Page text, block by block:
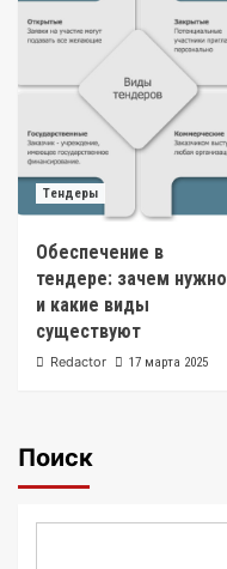
Тендеры
Обеспечение в
тендере: зачем нужно
и какие виды
существуют
Redactor 17 марта 2025
Поиск